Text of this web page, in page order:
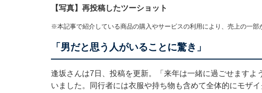
【写真】再投稿したツーショット
※本記事で紹介している商品の購入やサービスの利用により、売上の一部
「男だと思う人がいることに驚き」
逢坂さんは7日、投稿を更新。「来年は一緒に過ごせますよ
いました。同行者には衣服や持ち物も含めて全体的にモザ